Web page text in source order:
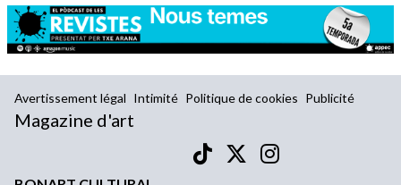
Avertissement légal Intimité Politique de cookies Publicité
Magazine d'art